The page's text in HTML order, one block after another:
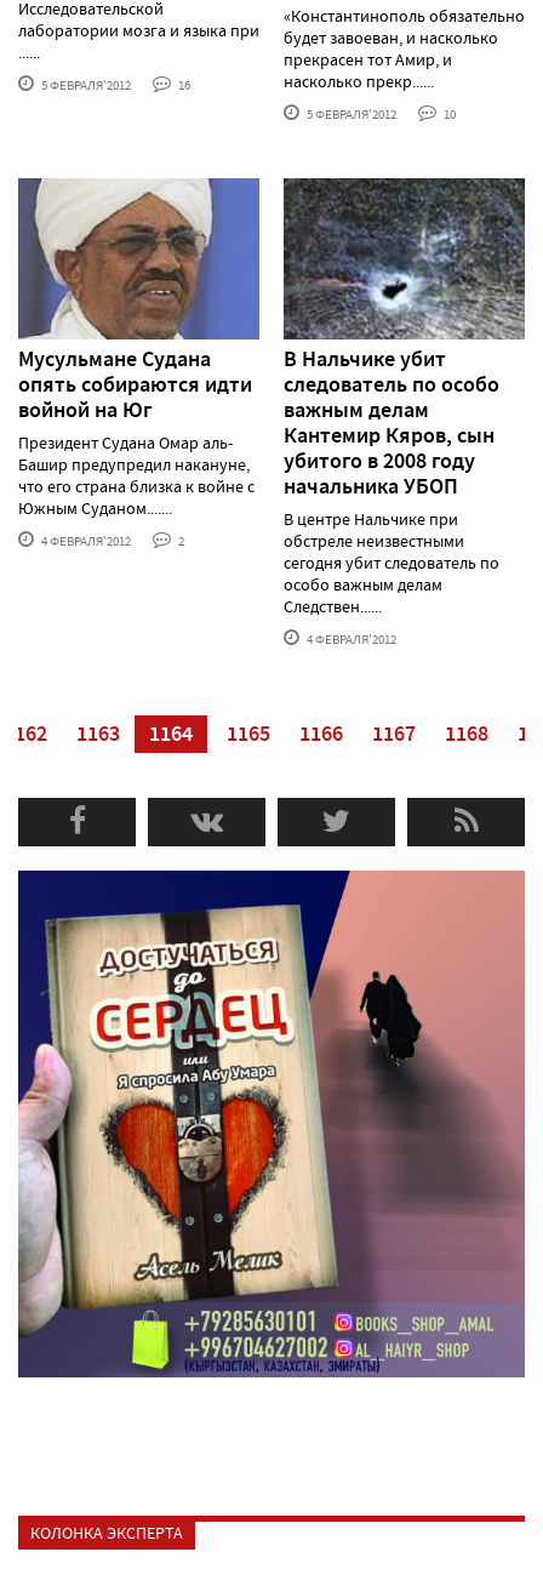
Исследовательской
лаборатории мозга и языка при
......
5 ФЕВРАЛЯ'2012 16
«Константинополь обязательно
будет завоеван, и насколько
прекрасен тот Амир, и
насколько прекр......
5 ФЕВРАЛЯ'2012 10
Мусульмане Судана
опять собираются идти
войной на Юг
Президент Судана Омар аль-
Башир предупредил накануне,
что его страна близка к войне с
Южным Суданом.......
4 ФЕВРАЛЯ'2012 2
В Нальчике убит
следователь по особо
важным делам
Кантемир Кяров, сын
убитого в 2008 году
начальника УБОП
В центре Нальчике при
обстреле неизвестными
сегодня убит следователь по
особо важным делам
Следствен......
4 ФЕВРАЛЯ'2012
1162 1163 1164 1165 1166 1167 1168
КОЛОНКА ЭКСПЕРТА